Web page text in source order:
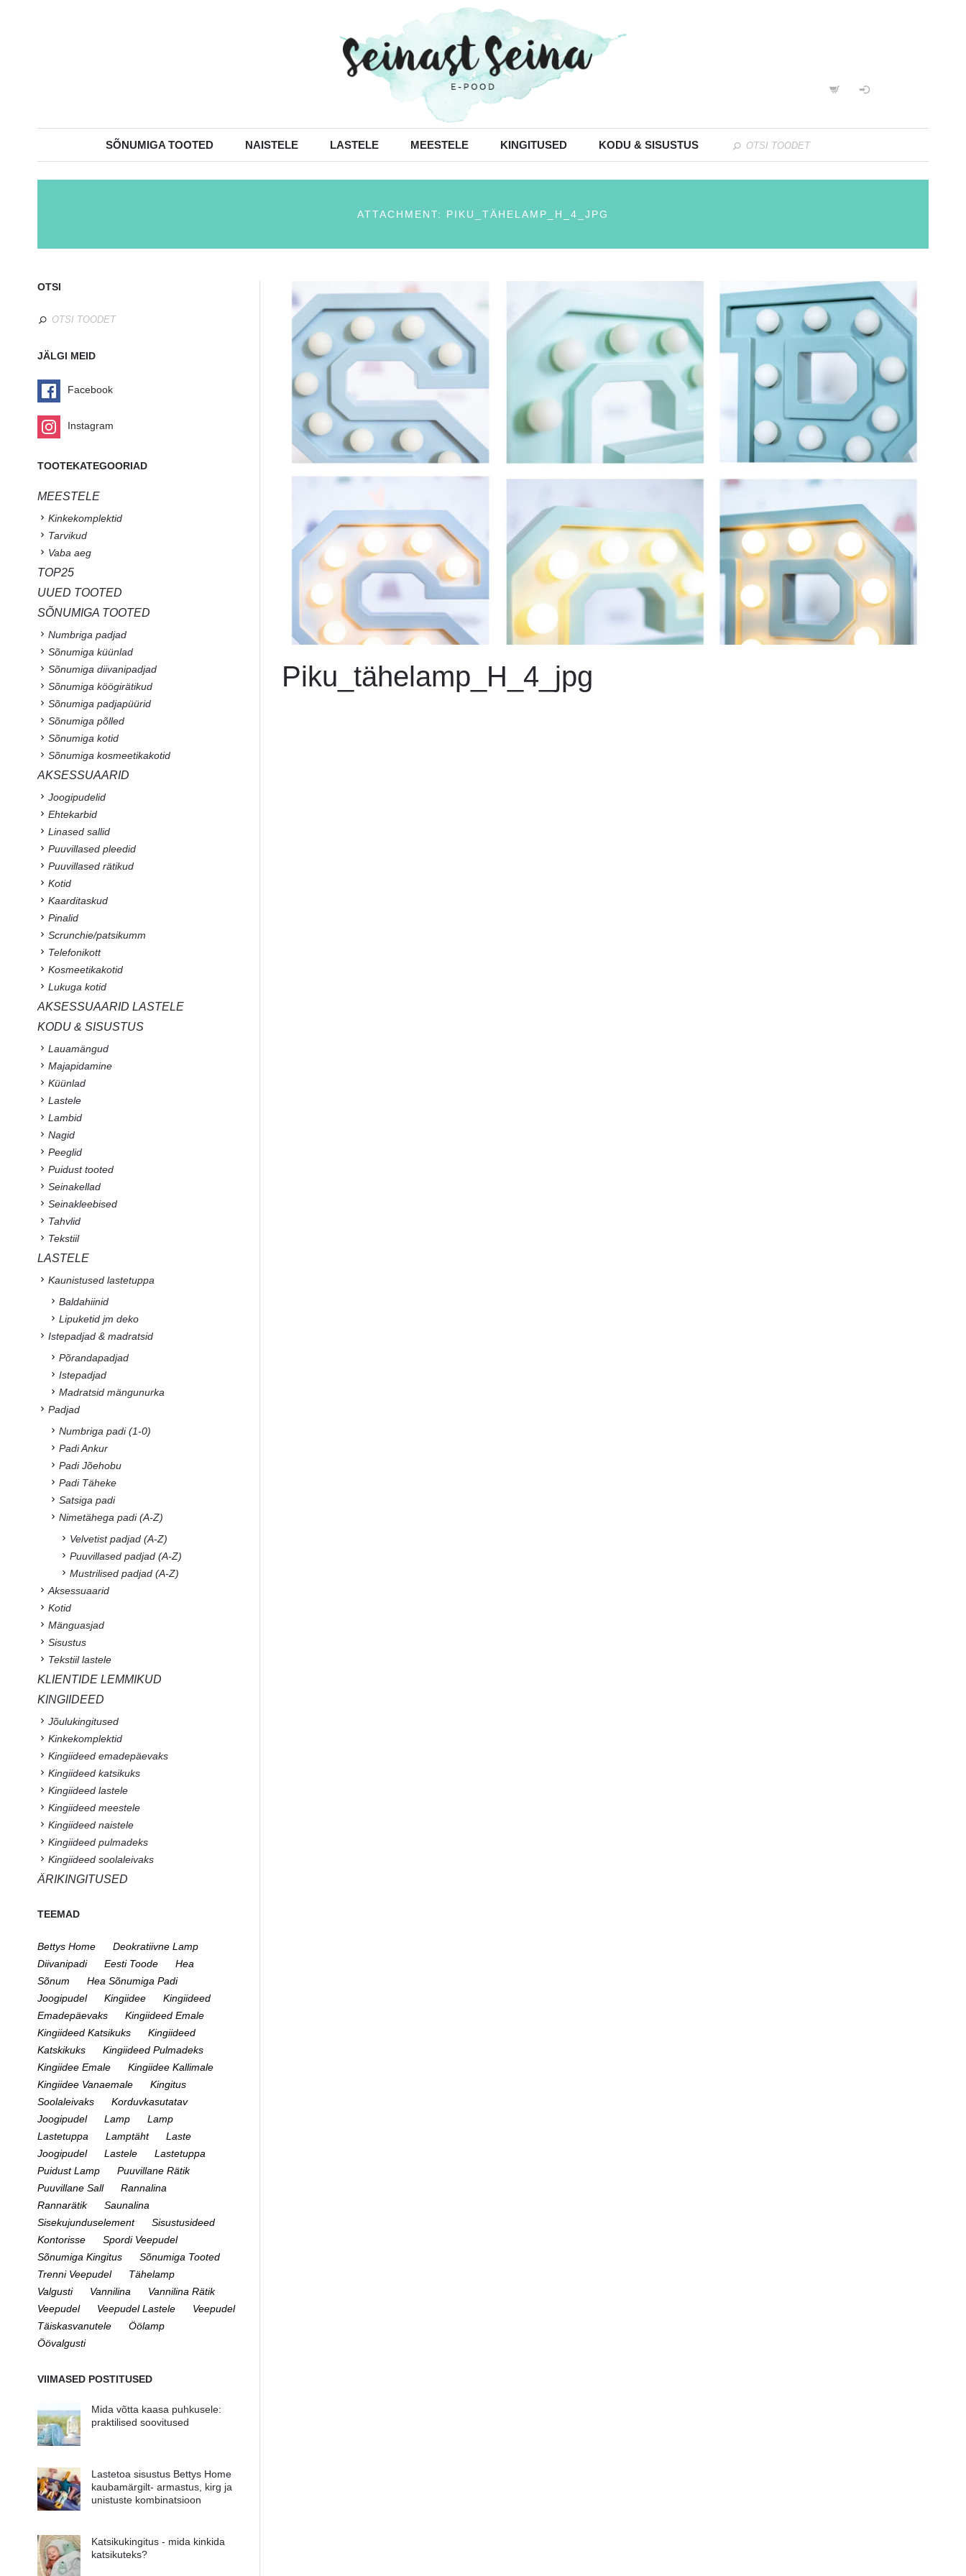
SÕNUMIGA TOOTED NAISTELE LASTELE MEESTELE KINGITUSED KODU & SISUSTUS
ATTACHMENT: PIKU_TÄHELAMP_H_4_JPG
Piku_tähelamp_H_4_jpg
OTSI
JÄLGI MEID
Facebook
Instagram
TOOTEKATEGOORIAD
MEESTELE
Kinkekomplektid
Tarvikud
Vaba aeg
TOP25
UUED TOOTED
SÕNUMIGA TOOTED
Numbriga padjad
Sõnumiga küünlad
Sõnumiga diivanipadjad
Sõnumiga köögirätikud
Sõnumiga padjapüürid
Sõnumiga põlled
Sõnumiga kotid
Sõnumiga kosmeetikakotid
AKSESSUAARID
Joogipudelid
Ehtekarbid
Linased sallid
Puuvillased pleedid
Puuvillased rätikud
Kotid
Kaarditaskud
Pinalid
Scrunchie/patsikumm
Telefonikott
Kosmeetikakotid
Lukuga kotid
AKSESSUAARID LASTELE
KODU & SISUSTUS
Lauamängud
Majapidamine
Küünlad
Lastele
Lambid
Nagid
Peeglid
Puidust tooted
Seinakellad
Seinakleebised
Tahvlid
Tekstiil
LASTELE
Kaunistused lastetuppa
Baldahiinid
Lipuketid jm deko
Istepadjad & madratsid
Põrandapadjad
Istepadjad
Madratsid mängunurka
Padjad
Numbriga padi (1-0)
Padi Ankur
Padi Jõehobu
Padi Täheke
Satsiga padi
Nimetähega padi (A-Z)
Velvetist padjad (A-Z)
Puuvillased padjad (A-Z)
Mustrilised padjad (A-Z)
Aksessuaarid
Kotid
Mänguasjad
Sisustus
Tekstiil lastele
KLIENTIDE LEMMIKUD
KINGIIDEED
Jõulukingitused
Kinkekomplektid
Kingiideed emadepäevaks
Kingiideed katsikuks
Kingiideed lastele
Kingiideed meestele
Kingiideed naistele
Kingiideed pulmadeks
Kingiideed soolaleivaks
ÄRIKINGITUSED
TEEMAD
Bettys Home
Deokratiivne Lamp
Diivanipadi
Eesti Toode
Hea
Sõnum
Hea Sõnumiga Padi
Joogipudel
Kingiidee
Kingiideed
Emadepäevaks
Kingiideed Emale
Kingiideed Katsikuks
Kingiideed
Katskikuks
Kingiideed Pulmadeks
Kingiidee Emale
Kingiidee Kallimale
Kingiidee Vanaemale
Kingitus
Soolaleivaks
Korduvkasutatav
Joogipudel
Lamp
Lamp
Lastetuppa
Lamptäht
Laste
Joogipudel
Lastele
Lastetuppa
Puidust Lamp
Puuvillane Rätik
Puuvillane Sall
Rannalina
Rannarätik
Saunalina
Sisekujunduselement
Sisustusideed
Kontorisse
Spordi Veepudel
Sõnumiga Kingitus
Sõnumiga Tooted
Trenni Veepudel
Tähelamp
Valgusti
Vannilina
Vannilina Rätik
Veepudel
Veepudel Lastele
Veepudel
Täiskasvanutele
Öölamp
Öövalgusti
VIIMASED POSTITUSED
Mida võtta kaasa puhkusele:
praktilised soovitused
Lastetoa sisustus Bettys Home
kaubamärgilt- armastus, kirg ja
unistuste kombinatsioon
Katsikukingitus - mida kinkida
katsikuteks?